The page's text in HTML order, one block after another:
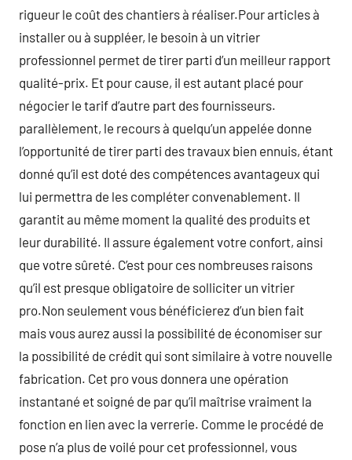
rigueur le coût des chantiers à réaliser.Pour articles à
installer ou à suppléer, le besoin à un vitrier
professionnel permet de tirer parti d’un meilleur rapport
qualité-prix. Et pour cause, il est autant placé pour
négocier le tarif d’autre part des fournisseurs.
parallèlement, le recours à quelqu’un appelée donne
l’opportunité de tirer parti des travaux bien ennuis, étant
donné qu’il est doté des compétences avantageux qui
lui permettra de les compléter convenablement. Il
garantit au même moment la qualité des produits et
leur durabilité. Il assure également votre confort, ainsi
que votre sûreté. C’est pour ces nombreuses raisons
qu’il est presque obligatoire de solliciter un vitrier
pro.Non seulement vous bénéficierez d’un bien fait
mais vous aurez aussi la possibilité de économiser sur
la possibilité de crédit qui sont similaire à votre nouvelle
fabrication. Cet pro vous donnera une opération
instantané et soigné de par qu’il maîtrise vraiment la
fonction en lien avec la verrerie. Comme le procédé de
pose n’a plus de voilé pour cet professionnel, vous